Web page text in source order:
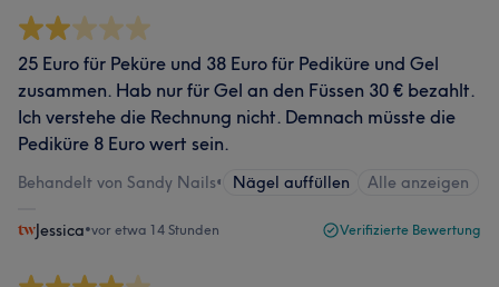
25 Euro für Peküre und 38 Euro für Pediküre und Gel
zusammen. Hab nur für Gel an den Füssen 30 € bezahlt.
Ich verstehe die Rechnung nicht. Demnach müsste die
Pediküre 8 Euro wert sein.
Behandelt von Sandy Nails• Nägel auffüllen Alle anzeigen
Jessica•vor etwa 14 Stunden Verifizierte Bewertung